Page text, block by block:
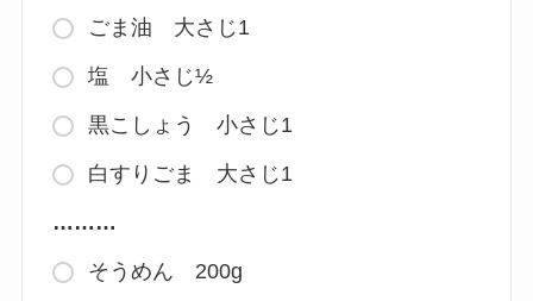
ごま油 大さじ1
塩 小さじ½
黒こしょう 小さじ1
白すりごま 大さじ1
………
そうめん 200g